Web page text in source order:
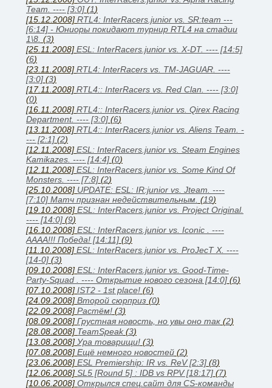
Team. ---- [3:0] (1)
[15.12.2008] RTL4: InterRacers.junior vs. SR:team ---
[6:14] - Юниоры покидают турнир RTL4 на стадии
1\8. (3)
[25.11.2008] ESL: InterRacers.junior vs. X-DT. ---- [14:5]
(6)
[23.11.2008] RTL4: InterRacers vs. TM-JAGUAR. ----
[3:0] (3)
[17.11.2008] RTL4:: InterRacers vs. Red Clan. ---- [3:0]
(0)
[16.11.2008] RTL4:: InterRacers.junior vs. Qirex Racing
Department. ---- [3:0] (6)
[13.11.2008] RTL4:: InterRacers.junior vs. Aliens Team. -
--- [2:1] (2)
[12.11.2008] ESL: InterRacers.junior vs. Steam Engines
Kamikazes. ---- [14:4] (0)
[12.11.2008] ESL: InterRacers.junior vs. Some Kind Of
Monsters. ---- [7:8] (2)
[25.10.2008] UPDATE: ESL: IR:junior vs. Jteam. ----
[7:10] Матч признан недействительным. (19)
[19.10.2008] ESL: InterRacers.junior vs. Project Original.
---- [14:0] (9)
[16.10.2008] ESL: InterRacers.junior vs. Iconic . ----
АААА!!! Победа! [14:11] (9)
[11.10.2008] ESL: InterRacers.junior vs. ProJecT X. ----
[14-0] (3)
[09.10.2008] ESL: InterRacers.junior vs. Good-Time-
Party-Squad . ---- Открытие нового сезона [14:0] (6)
[07.10.2008] IST2 - 1st place! (6)
[24.09.2008] Второй сюрприз (0)
[22.09.2008] Растём! (3)
[08.09.2008] Грустная новость, но увы оно так (2)
[28.08.2008] TeamSpeak(3)
[13.08.2008] Ура товарищи! (3)
[07.08.2008] Ещё немного новостей (2)
[23.06.2008] ESL Premiership: IR vs. ReV [2:3] (8)
[12.06.2008] SL5 [Round 5] : IDB vs RPV [18:17] (7)
[10.06.2008] Открылся спец.сайт для CS-команды